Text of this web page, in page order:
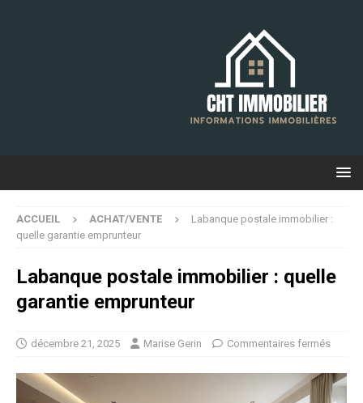
ACCUEIL ACHAT/VENTE
Labanque postale immobilier :
quelle garantie emprunteur
Labanque postale immobilier : quelle
garantie emprunteur
décembre 21, 2025 Marise Gerin Commentaires fermés